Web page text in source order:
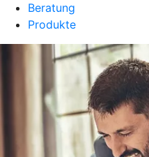
Beratung
Produkte